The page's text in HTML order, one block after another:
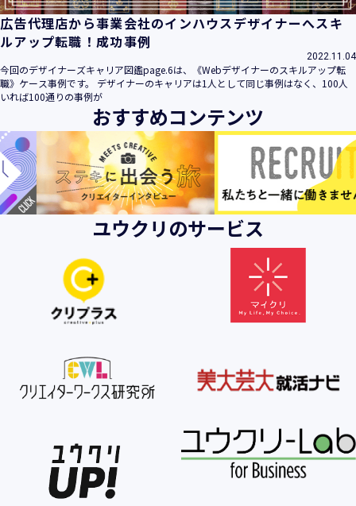
広告代理店から事業会社のインハウスデザイナーへスキ
ルアップ転職！成功事例
2022.11.04
今回のデザイナーズキャリア図鑑page.6は、《Webデザイナーのスキルアップ転
職》ケース事例です。 デザイナーのキャリアは1人として同じ事例はなく、100人
いれば100通りの事例が
おすすめコンテンツ
ユウクリのサービス